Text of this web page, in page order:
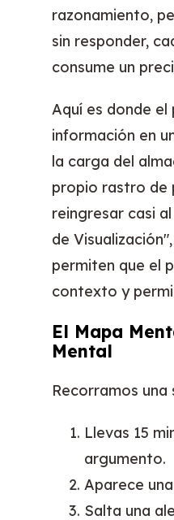
razonamiento,
sin responder,
consume un
Aquí es donde
información en
la carga del
propio rastro de
reingresar casi
de
permiten que el
contexto y
El Mapa
Mental
Recorramos
Llevas 15
argumento.
Aparece
Salta una